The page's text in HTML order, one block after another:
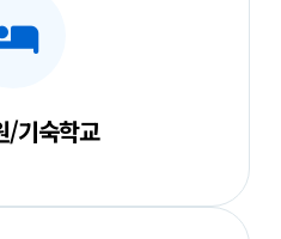
/기숙학교